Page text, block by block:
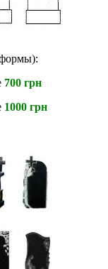
700 грн
1000 грн